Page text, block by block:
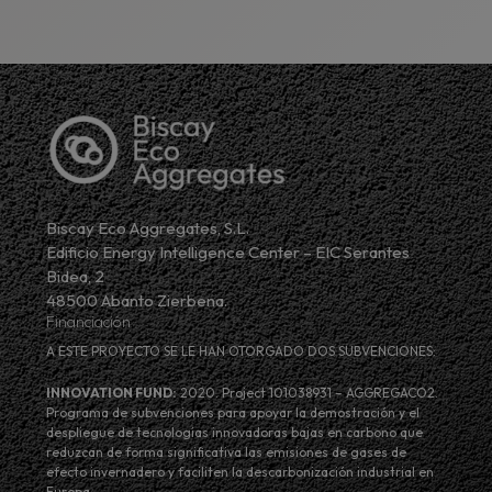
Biscay Eco Aggregates, S.L.
Edificio Energy Intelligence Center – EIC Serantes
Bidea, 2
48500 Abanto Zierbena.
Financiación
A ESTE PROYECTO SE LE HAN OTORGADO DOS SUBVENCIONES:
INNOVATION FUND:2020. Project 101038931 – AGGREGACO2.
Programa de subvenciones para apoyar la demostración y el
despliegue de tecnologías innovadoras bajas en carbono que
reduzcan de forma significativa las emisiones de gases de
efecto invernadero y faciliten la descarbonización industrial en